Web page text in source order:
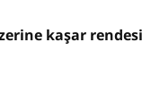
kaşar